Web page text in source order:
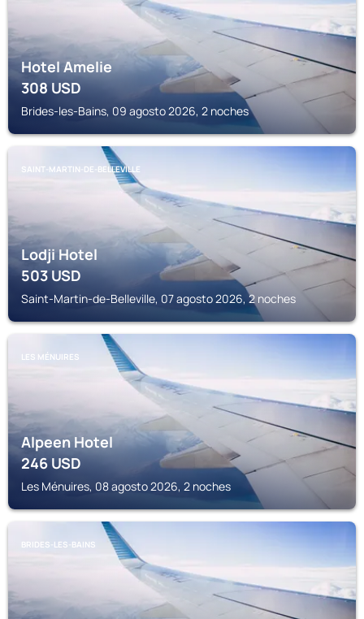
Hotel Amelie
308USD
Brides-les-Bains, 09 agosto 2026, 2 noches
SAINT-MARTIN-DE-BELLEVILLE
Lodji Hotel
503USD
Saint-Martin-de-Belleville, 07 agosto 2026, 2 noches
LES MÉNUIRES
Alpeen Hotel
246USD
Les Ménuires, 08 agosto 2026, 2 noches
BRIDES-LES-BAINS